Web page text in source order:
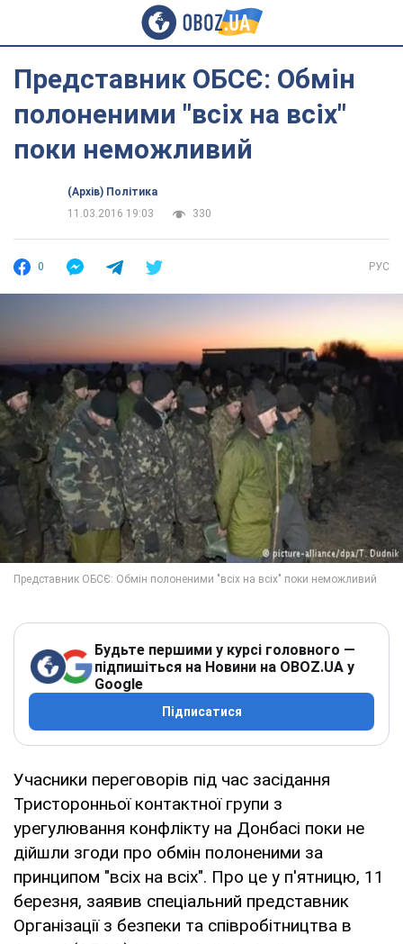
Представник ОБСЄ: Обмін
полоненими "всіх на всіх"
поки неможливий
(Архів) Політика
11.03.2016 19:03
330
0 РУС
Будьте першими у курсі головного —
підпишіться на Новини на OBOZ.UA у
Google
Підписатися
Учасники переговорів під час засідання
Тристоронньої контактної групи з
урегулювання конфлікту на Донбасі поки не
дійшли згоди про обмін полоненими за
принципом "всіх на всіх". Про це у п'ятницю, 11
березня, заявив спеціальний представник
Організації з безпеки та співробітництва в